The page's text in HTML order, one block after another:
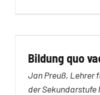
Bildung quo
Jan Preuß, Lehrer
der Sekundarstufe